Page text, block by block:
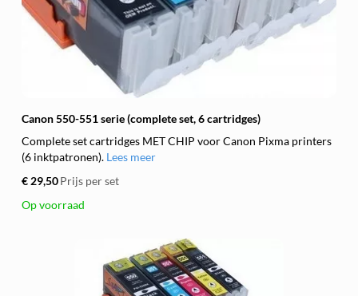
Canon 550-551 serie (complete set, 6 cartridges)
Complete set cartridges MET CHIP voor Canon Pixma printers
(6 inktpatronen). Lees meer
€ 29,50Prijs per set
Op voorraad